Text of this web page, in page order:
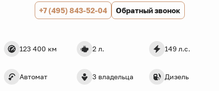
123 400 км 2 л. 149 л.с.
Автомат 3 владельца Дизель
+7 (495) 843-52-04 Обратный звонок